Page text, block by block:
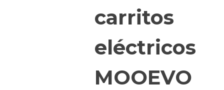
carritos
eléctricos
MOOEVO